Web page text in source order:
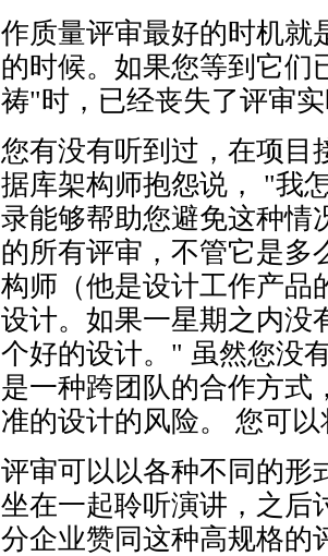
作质量评审最好的时机就
的时候。如果您等到它们
祷"时，已经丧失了评审
您有没有听到过，在项目
据库架构师抱怨说， "我
录能够帮助您避免这种情
的所有评审，不管它是多
构师（他是设计工作产
设计。如果一星期之内没
个好的设计。" 虽然您没
是一种跨团队的合作方式
准的设计的风险。 您可
评审可以以各种不同的形
坐在一起聆听演讲，之后
分企业赞同这种高规格的